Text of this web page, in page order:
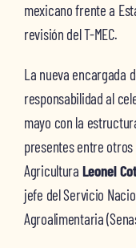
mexicano frente a
revisión del T-MEC.
La nueva encargada
responsabilidad al
mayo con la
presentes entre
Agricultura Leonel
jefe del Servicio
Agroalimentaria